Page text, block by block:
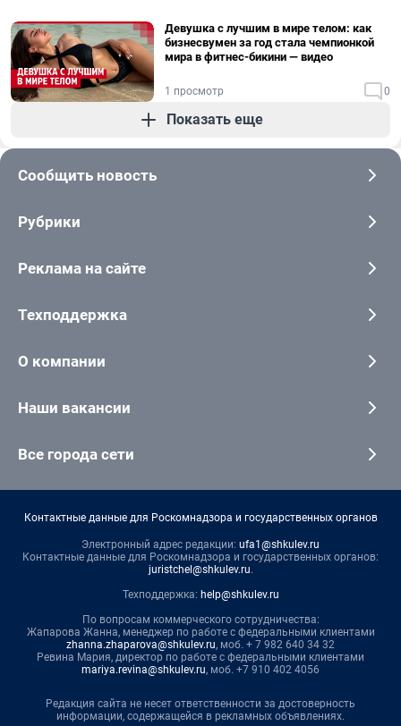
Девушка с лучшим в мире телом: как
бизнесвумен за год стала чемпионкой
мира в фитнес-бикини — видео
1 просмотр 0
Показать еще
Сообщить новость
Рубрики
Реклама на сайте
Техподдержка
О компании
Наши вакансии
Все города сети
Контактные данные для Роскомнадзора и государственных органов
Электронный адрес редакции: ufa1@shkulev.ru
Контактные данные для Роскомнадзора и государственных органов:
juristchel@shkulev.ru.
Техподдержка: help@shkulev.ru
По вопросам коммерческого сотрудничества:
Жапарова Жанна, менеджер по работе с федеральными клиентами
zhanna.zhaparova@shkulev.ru, моб. + 7 982 640 34 32
Ревина Мария, директор по работе с федеральными клиентами
mariya.revina@shkulev.ru, моб. +7 910 402 4056
Редакция сайта не несет ответственности за достоверность
информации, содержащейся в рекламных объявлениях.